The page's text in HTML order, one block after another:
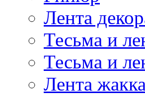
Лента
Тесьма и
Тесьма и
Лента